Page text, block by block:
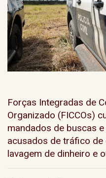
Forças Integradas de
Organizado (FICCOs)
mandados de buscas
acusados de tráfico
lavagem de dinheiro e